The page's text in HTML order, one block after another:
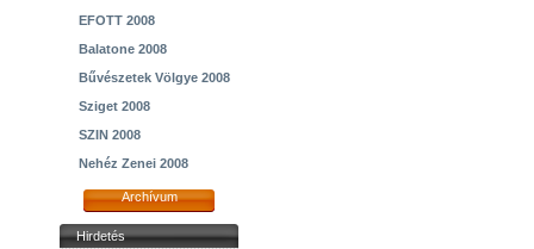
EFOTT 2008
Balatone 2008
Bűvészetek Völgye 2008
Sziget 2008
SZIN 2008
Nehéz Zenei 2008
Archívum
Hirdetés